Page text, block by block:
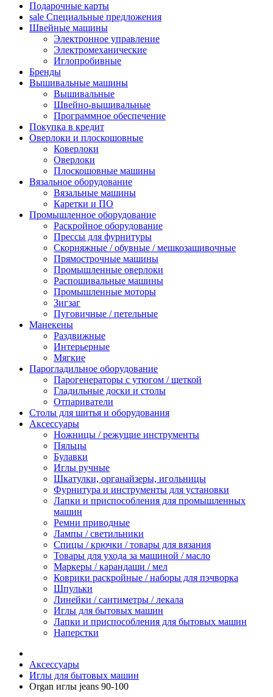
Подарочные карты
sale Специальные предложения
Швейные машины
Электронное управление
Электромеханические
Иглопробивные
Бренды
Вышивальные машины
Вышивальные
Швейно-вышивальные
Программное обеспечение
Покупка в кредит
Оверлоки и плоскошовные
Коверлоки
Оверлоки
Плоскошовные машины
Вязальное оборудование
Вязальные машины
Каретки и ПО
Промышленное оборудование
Раскройное оборудование
Прессы для фурнитуры
Скорняжные / обувные / мешкозашивочные
Прямострочные машины
Промышленные оверлоки
Распошивальные машины
Промышленные моторы
Зигзаг
Пуговичные / петельные
Манекены
Раздвижные
Интерьерные
Мягкие
Парогладильное оборудование
Парогенераторы с утюгом / щеткой
Гладильные доски и столы
Отпариватели
Столы для шитья и оборудования
Аксессуары
Ножницы / режущие инструменты
Пяльцы
Булавки
Иглы ручные
Шкатулки, органайзеры, игольницы
Фурнитура и инструменты для установки
Лапки и приспособления для промышленных
машин
Ремни приводные
Лампы / светильники
Спицы / крючки / товары для вязания
Товары для ухода за машиной / масло
Маркеры / карандаши / мел
Коврики раскройные / наборы для пэчворка
Шпульки
Линейки / сантиметры / лекала
Иглы для бытовых машин
Лапки и приспособления для бытовых машин
Наперстки
Аксессуары
Иглы для бытовых машин
Organ иглы jeans 90-100